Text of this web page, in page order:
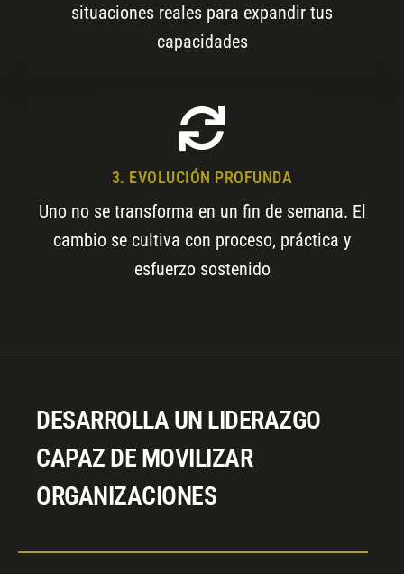
situaciones reales para expandir tus
capacidades
3. EVOLUCIÓN PROFUNDA
Uno no se transforma en un fin de semana. El
cambio se cultiva con proceso, práctica y
esfuerzo sostenido
DESARROLLA UN LIDERAZGO
CAPAZ DE MOVILIZAR
ORGANIZACIONES